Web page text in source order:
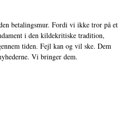
betalingsmur. Fordi vi ikke tror på et
i den kildekritiske tradition,
tiden. Fejl kan og vil ske. Dem
Vi bringer dem.